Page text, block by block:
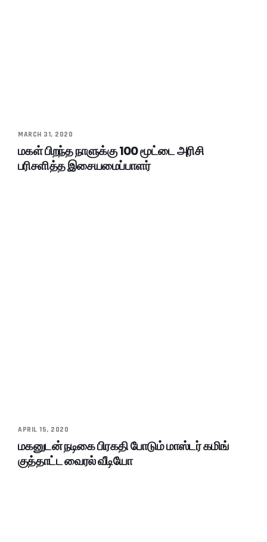
MARCH 31, 2020
மகள் பிறந்த நாளுக்கு 100 மூட்டை அரிசி
பரிசளித்த இசையமைப்பாளர்
APRIL 15, 2020
மகனுடன் நடிகை பிரகதி போடும் மாஸ்டர் கமிங்
குத்தாட்ட வைரல் வீடியோ